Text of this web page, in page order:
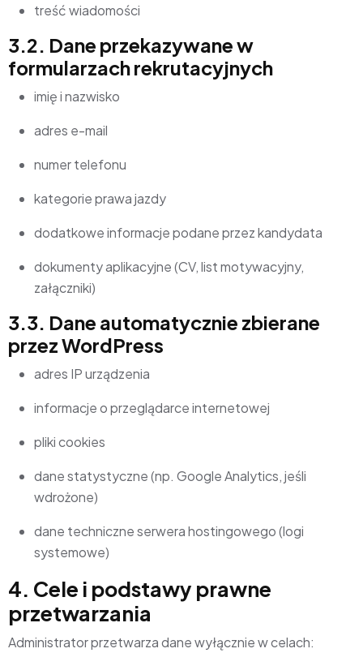
treść wiadomości
3.2. Dane przekazywane w
formularzach rekrutacyjnych
imię i nazwisko
adres e-mail
numer telefonu
kategorie prawa jazdy
dodatkowe informacje podane przez kandydata
dokumenty aplikacyjne (CV, list motywacyjny,
załączniki)
3.3. Dane automatycznie zbierane
przez WordPress
adres IP urządzenia
informacje o przeglądarce internetowej
pliki cookies
dane statystyczne (np. Google Analytics, jeśli
wdrożone)
dane techniczne serwera hostingowego (logi
systemowe)
4. Cele i podstawy prawne
przetwarzania
Administrator przetwarza dane wyłącznie w celach: